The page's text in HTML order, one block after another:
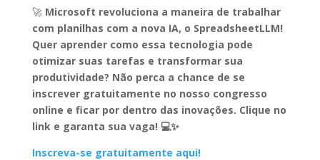
🚀Microsoft revoluciona a maneira de trabalhar
com planilhas com a nova IA, o SpreadsheetLLM!
Quer aprender como essa tecnologia pode
otimizar suas tarefas e transformar sua
produtividade? Não perca a chance de se
inscrever gratuitamente no nosso congresso
online e ficar por dentro das inovações. Clique no
link e garanta sua vaga! 💻✨
Inscreva-se gratuitamente aqui!